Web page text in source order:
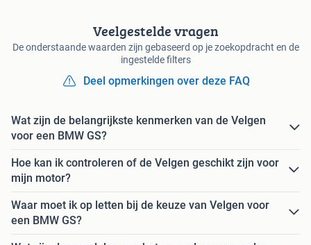
Veelgestelde vragen
De onderstaande waarden zijn gebaseerd op je zoekopdracht en de
ingestelde filters
Deel opmerkingen over deze FAQ
Wat zijn de belangrijkste kenmerken van de Velgen
voor een BMW GS?
Hoe kan ik controleren of de Velgen geschikt zijn voor
mijn motor?
Waar moet ik op letten bij de keuze van Velgen voor
een BMW GS?